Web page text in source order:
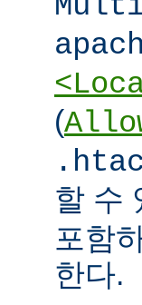
(
할 수
포함
한다.